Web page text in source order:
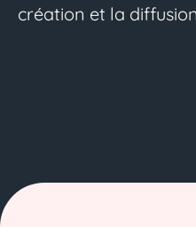
création et la